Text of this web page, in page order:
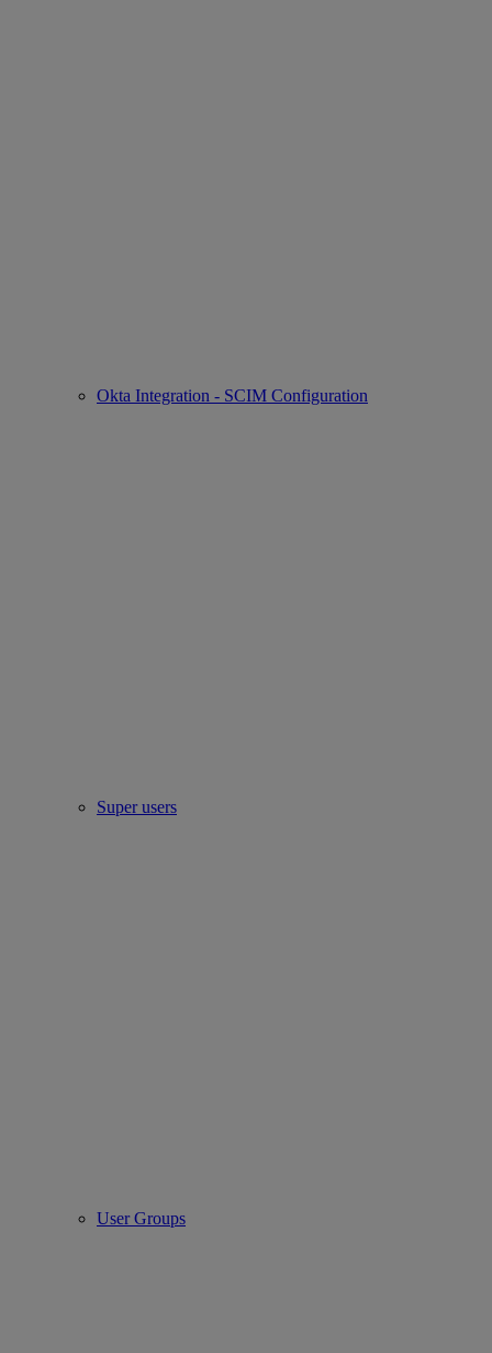
Okta Integration - SCIM Configuration
Super users
User Groups